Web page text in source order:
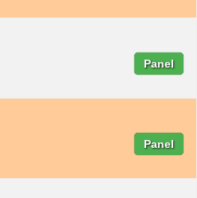
Panel
Panel